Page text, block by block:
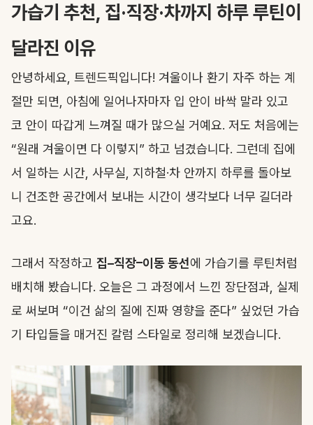
가습기 추천, 집·직장·차까지 하루 루틴이
달라진 이유
안녕하세요, 트렌드픽입니다! 겨울이나 환기 자주 하는 계
절만 되면, 아침에 일어나자마자 입 안이 바싹 말라 있고
코 안이 따갑게 느껴질 때가 많으실 거예요. 저도 처음에는
“원래 겨울이면 다 이렇지” 하고 넘겼습니다. 그런데 집에
서 일하는 시간, 사무실, 지하철·차 안까지 하루를 돌아보
니 건조한 공간에서 보내는 시간이 생각보다 너무 길더라
고요.
그래서 작정하고 집–직장–이동 동선에 가습기를 루틴처럼
배치해 봤습니다. 오늘은 그 과정에서 느낀 장단점과, 실제
로 써보며 “이건 삶의 질에 진짜 영향을 준다” 싶었던 가습
기 타입들을 매거진 칼럼 스타일로 정리해 보겠습니다.